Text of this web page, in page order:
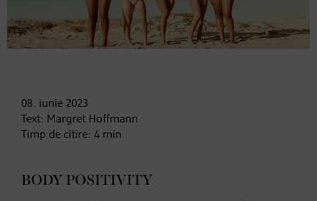
08. iunie 2023
Text: Margret Hoffmann
Timp de citire: 4 min
BODY POSITIVITY